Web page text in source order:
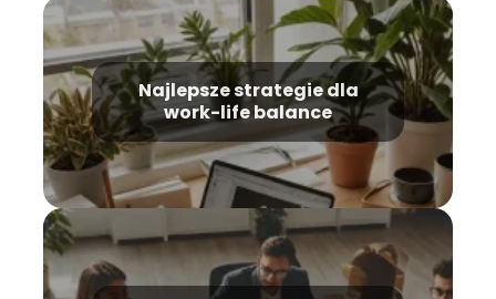
Najlepsze strategie dla
work-life balance